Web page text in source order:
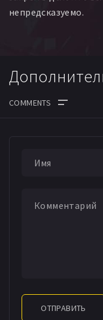
непредсказуемо.
ОТПРАВИТЬ